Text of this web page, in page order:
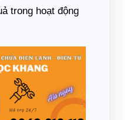
trong hoạt động